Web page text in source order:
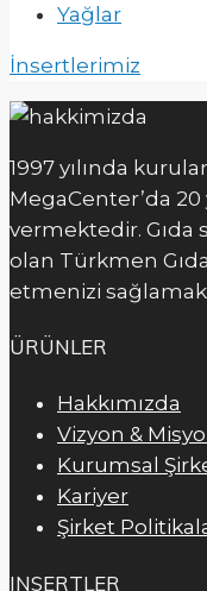
Yağlar
İnsertlerimiz
1997 yılında
MegaCenter’da 20
vermektedir. Gıda
olan Türkmen
etmenizi
ÜRÜNLER
Hakkımızda
Vizyon &
Kurumsal
Kariyer
Şirket
INSERTLER